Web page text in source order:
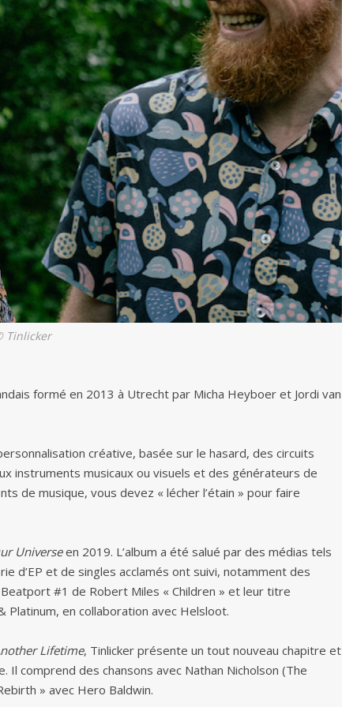
Tinlicker
formé en 2013 à Utrecht par Micha Heyboer et Jordi van
créative, basée sur le hasard, des circuits
instruments musicaux ou visuels et des générateurs de
de musique, vous devez « lécher l’étain » pour faire
Universeen 2019. L’album a été salué par des médias tels
d’EP et de singles acclamés ont suivi, notamment des
#1 de Robert Miles « Children » et leur titre
Platinum, en collaboration avec Helsloot.
Lifetime, Tinlicker présente un tout nouveau chapitre et
comprend des chansons avec Nathan Nicholson (The
» avec Hero Baldwin.